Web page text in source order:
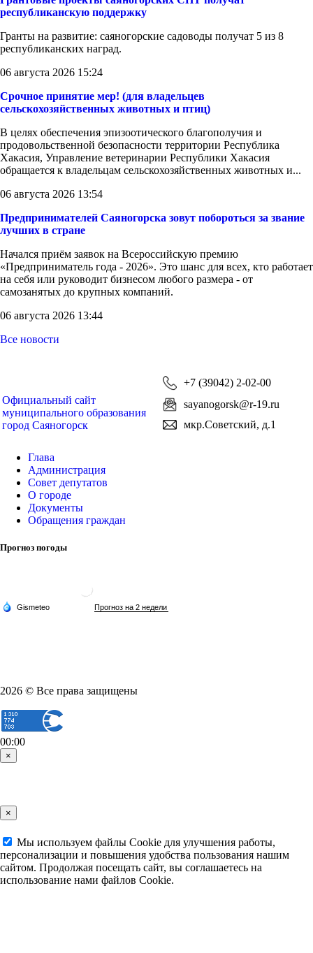
республиканскую поддержку
Гранты на развитие: саяногорские садоводы получат 5 из 8
республиканских наград.
06 августа 2026 15:24
Срочное принятие мер! (для владельцев
сельскохозяйственных животных и птиц)
В целях обеспечения эпизоотического благополучия и
продовольственной безопасности территории Республика
Хакасия, Управление ветеринарии Республики Хакасия
обращается к владельцам сельскохозяйственных животных и...
06 августа 2026 13:54
Предпринимателей Саяногорска зовут побороться за звание
лучших в стране
Начался приём заявок на Всероссийскую премию
«Предприниматель года - 2026». Это шанс для всех, кто работает
на себя или руководит бизнесом любого размера - от
самозанятых до крупных компаний.
06 августа 2026 13:44
Все новости
Официальный сайт
муниципального образования
город Саяногорск
+7 (39042) 2-02-00
sayanogorsk@r-19.ru
мкр.Советский, д.1
Глава
Администрация
Совет депутатов
О городе
Документы
Обращения граждан
Прогноз погоды
2026 © Все права защищены
00:00
×
×
Мы используем файлы Cookie для улучшения работы,
персонализации и повышения удобства пользования нашим
сайтом. Продолжая посещать сайт, вы соглашаетесь на
использование нами файлов Cookie.